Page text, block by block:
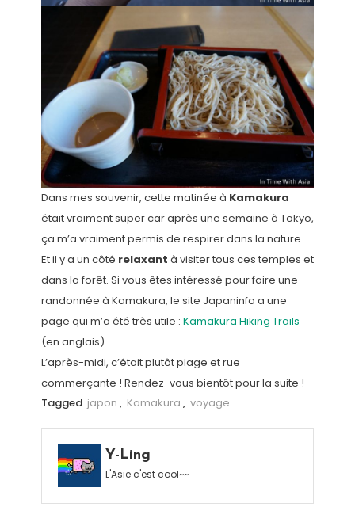
Dans mes souvenir, cette matinée à Kamakura
était vraiment super car après une semaine à Tokyo,
ça m’a vraiment permis de respirer dans la nature.
Et il y a un côté relaxant à visiter tous ces temples et
dans la forêt. Si vous êtes intéressé pour faire une
randonnée à Kamakura, le site Japaninfo a une
page qui m’a été très utile : Kamakura Hiking Trails
(en anglais).
L’après-midi, c’était plutôt plage et rue
commerçante ! Rendez-vous bientôt pour la suite !
Tagged japon , Kamakura , voyage
Y-Ling
L'Asie c'est cool~~